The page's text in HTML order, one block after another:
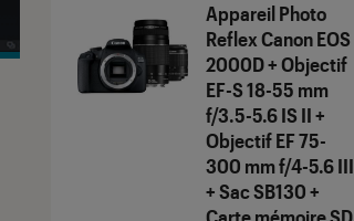
Appareil Photo
Reflex Canon EOS
2000D + Objectif
EF-S 18-55 mm
f/3.5-5.6 IS II +
Objectif EF 75-
300 mm f/4-5.6 III
+ Sac SB130 +